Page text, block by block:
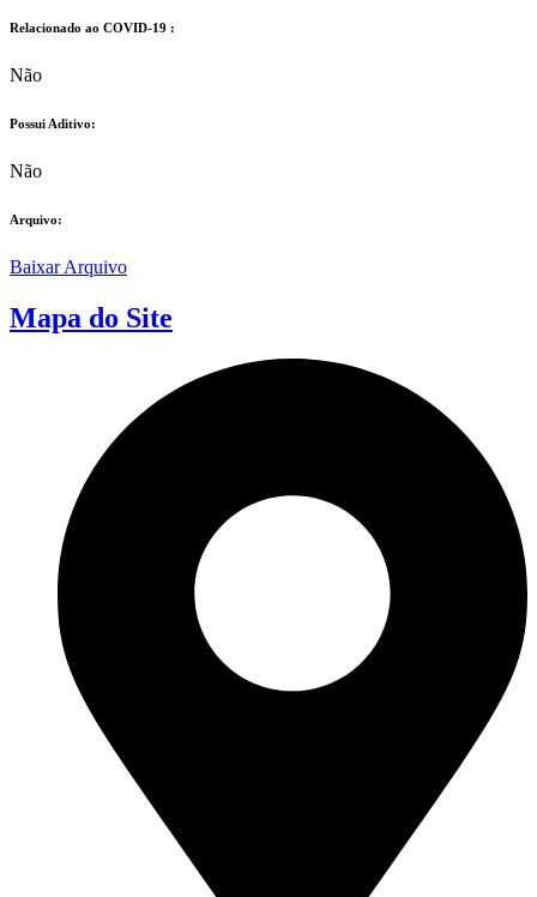
Relacionado ao COVID-19 :​
Não
Possui Aditivo:​
Não
Arquivo:
Baixar Arquivo
Mapa do Site